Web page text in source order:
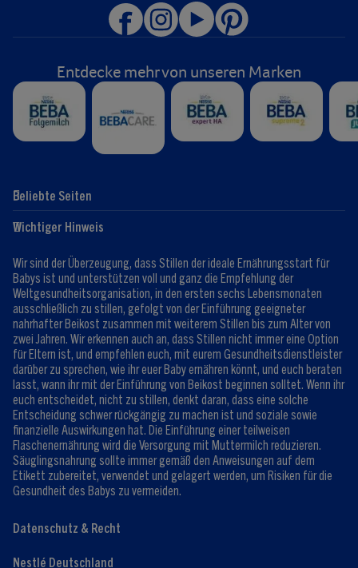
Entdecke mehr von unseren Marken
Beliebte Seiten
Hilfe
Expert:innen
Kontaktformular
Club-Info
Registrieren/Anmelden
Wichtiger Hinweis
Wir sind der Überzeugung, dass Stillen der ideale Ernährungsstart für
Babys ist und unterstützen voll und ganz die Empfehlung der
Weltgesundheitsorganisation, in den ersten sechs Lebensmonaten
ausschließlich zu stillen, gefolgt von der Einführung geeigneter
nahrhafter Beikost zusammen mit weiterem Stillen bis zum Alter von
zwei Jahren. Wir erkennen auch an, dass Stillen nicht immer eine Option
für Eltern ist, und empfehlen euch, mit eurem Gesundheitsdienstleister
darüber zu sprechen, wie ihr euer Baby ernähren könnt, und euch beraten
lasst, wann ihr mit der Einführung von Beikost beginnen solltet. Wenn ihr
euch entscheidet, nicht zu stillen, denkt daran, dass eine solche
Entscheidung schwer rückgängig zu machen ist und soziale sowie
finanzielle Auswirkungen hat. Die Einführung einer teilweisen
Flaschenernährung wird die Versorgung mit Muttermilch reduzieren.
Säuglingsnahrung sollte immer gemäß den Anweisungen auf dem
Etikett zubereitet, verwendet und gelagert werden, um Risiken für die
Gesundheit des Babys zu vermeiden.
Datenschutz & Recht
Nestlé Deutschland